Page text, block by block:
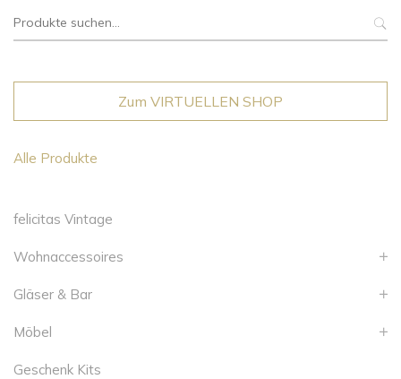
Suche
Zum VIRTUELLEN SHOP
Alle Produkte
felicitas Vintage
Wohnaccessoires
Gläser & Bar
Möbel
Geschenk Kits